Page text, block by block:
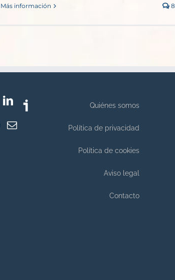
Más información 8
Quiénes somos
Política de privacidad
Política de cookies
Aviso legal
Contacto